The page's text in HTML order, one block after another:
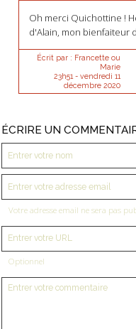
Oh merci Quichottine !
d'Alain, mon bienfaiteur
Écrit par : Francette ou
Marie
23h51 - vendredi 11
décembre 2020
ÉCRIRE UN
Votre adresse email ne sera pas
Optionnel